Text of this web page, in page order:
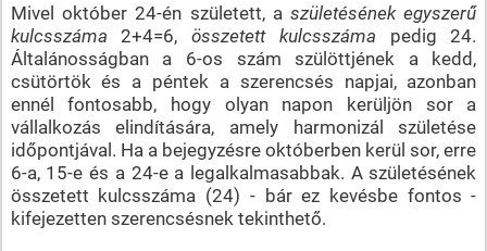
Mivel október 24-én született, aszületésének egyszerű
kulcsszáma 2+4=6,összetett kulcsszáma pedig 24.
Általánosságban a 6-os szám szülöttjének a kedd,
csütörtök és a péntek a szerencsés napjai, azonban
ennél fontosabb, hogy olyan napon kerüljön sor a
vállalkozás elindítására, amely harmonizál születése
időpontjával. Ha a bejegyzésre októberben kerül sor, erre
6-a, 15-e és a 24-e a legalkalmasabbak. A születésének
összetett kulcsszáma (24) - bár ez kevésbe fontos -
kifejezetten szerencsésnek tekinthető.